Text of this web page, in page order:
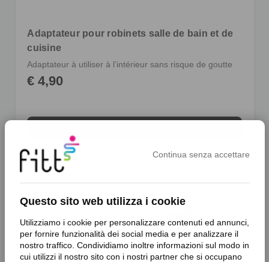
Continua senza accettare
Questo sito web utilizza i cookie
Utilizziamo i cookie per personalizzare contenuti ed annunci,
per fornire funzionalità dei social media e per analizzare il
nostro traffico. Condividiamo inoltre informazioni sul modo in
cui utilizzi il nostro sito con i nostri partner che si occupano
Adaptateur pour robinets salle de bain et de
cuisine
Adaptateur à utiliser à l’intérieur sans risque de goutte
€ 4,90